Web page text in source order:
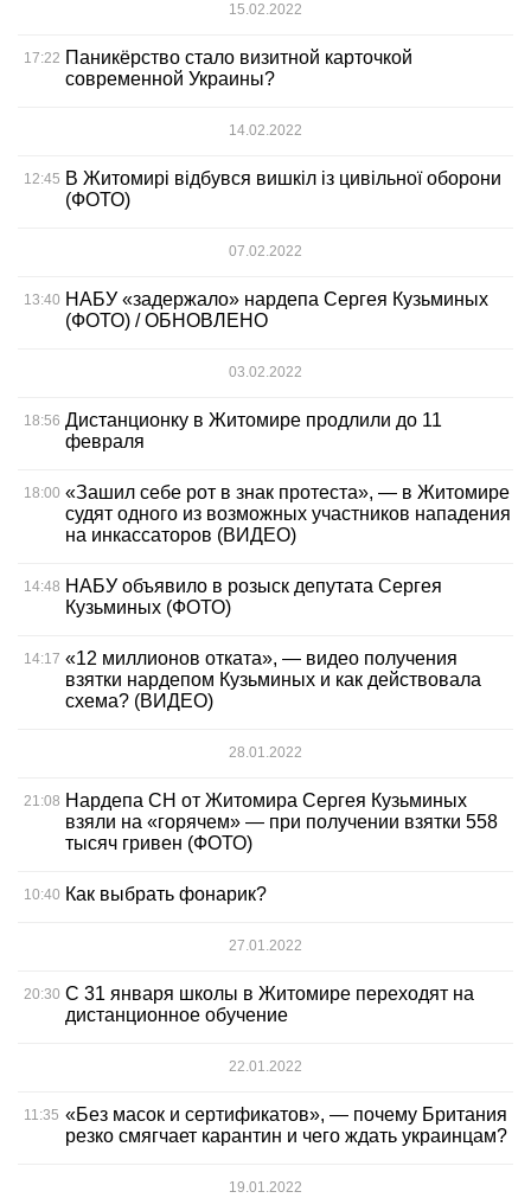
15.02.2022
17:22 Паникёрство стало визитной карточкой
современной Украины?
14.02.2022
12:45 В Житомирі відбувся вишкіл із цивільної оборони
(ФОТО)
07.02.2022
13:40 НАБУ «задержало» нардепа Сергея Кузьминых
(ФОТО) / ОБНОВЛЕНО
03.02.2022
18:56 Дистанционку в Житомире продлили до 11
февраля
18:00 «Зашил себе рот в знак протеста», — в Житомире
судят одного из возможных участников нападения
на инкассаторов (ВИДЕО)
14:48 НАБУ объявило в розыск депутата Сергея
Кузьминых (ФОТО)
14:17 «12 миллионов отката», — видео получения
взятки нардепом Кузьминых и как действовала
схема? (ВИДЕО)
28.01.2022
21:08 Нардепа СН от Житомира Сергея Кузьминых
взяли на «горячем» — при получении взятки 558
тысяч гривен (ФОТО)
10:40 Как выбрать фонарик?
27.01.2022
20:30 С 31 января школы в Житомире переходят на
дистанционное обучение
22.01.2022
11:35 «Без масок и сертификатов», — почему Британия
резко смягчает карантин и чего ждать украинцам?
19.01.2022